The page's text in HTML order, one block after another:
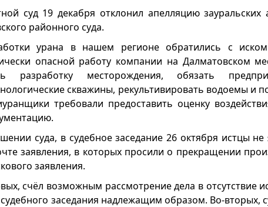
суд 19 декабря отклонил апелляцию
районного суда.
урана в нашем регионе обратились с
опасной работу компании на Далматовском
разработку месторождения, обязать
скважины, рекультивировать водоемы и
требовали предоставить оценку
суда, в судебное заседание 26 октября истцы не
заявления, в которых просили о прекращении
заявления.
счёл возможным рассмотрение дела в отсутствие
заседания надлежащим образом. Во-вторых,